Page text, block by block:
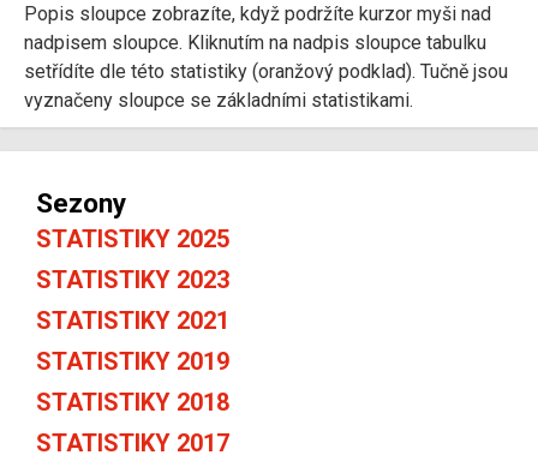
Popis sloupce zobrazíte, když podržíte kurzor myši nad
nadpisem sloupce. Kliknutím na nadpis sloupce tabulku
setřídíte dle této statistiky (oranžový podklad). Tučně jsou
vyznačeny sloupce se základními statistikami.
Sezony
STATISTIKY 2025
STATISTIKY 2023
STATISTIKY 2021
STATISTIKY 2019
STATISTIKY 2018
STATISTIKY 2017